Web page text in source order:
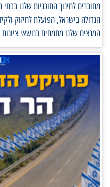
מחוברים לחינוך התוכניות שלנו
הגדולה בישראל, הפועלת לחיזוק
המרצים שלנו מתמחים בנושאי ציונות